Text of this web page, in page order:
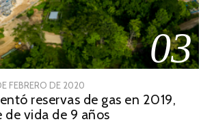
03
FEBRERO DE 2020
DE
JULIO
reservas de gas en 2019,
de vida de 9 años